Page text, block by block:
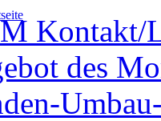
Kontakt/
des